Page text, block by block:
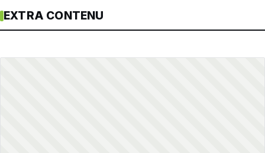
EXTRA CONTENU